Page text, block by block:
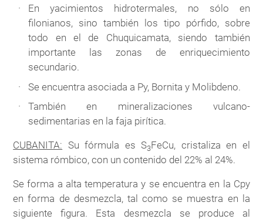
En yacimientos hidrotermales, no sólo en
filonianos, sino también los tipo pórfido, sobre
todo en el de Chuquicamata, siendo también
importante las zonas de enriquecimiento
secundario.
Se encuentra asociada a Py, Bornita y Molibdeno.
También en mineralizaciones vulcano-
sedimentarias en la faja pirítica.
CUBANITA: Su fórmula es S3FeCu, cristaliza en el
sistema rómbico, con un contenido del 22% al 24%.
Se forma a alta temperatura y se encuentra en la Cpy
en forma de desmezcla, tal como se muestra en la
siguiente figura. Esta desmezcla se produce al